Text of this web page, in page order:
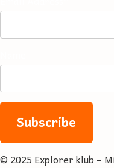
© 2025 Explorer klub –